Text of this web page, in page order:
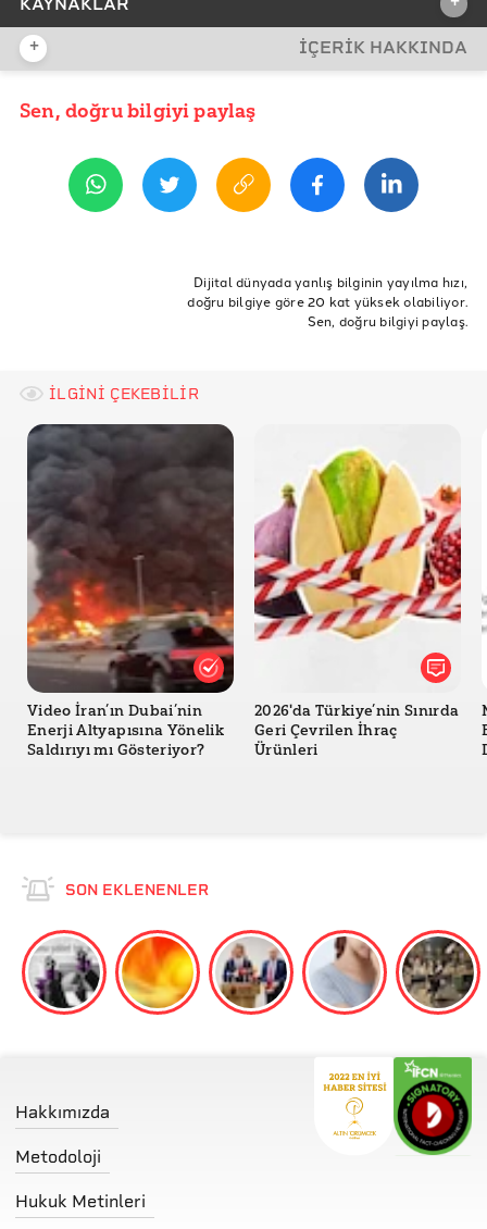
İDDİA KAYNAĞI
REFERANSLAR
İddia Bağlantısı
AFP
+ İÇERİK HAKKINDA
YAYIN TARİHİ
Dubai
doğrulukpayı
instagram
doğrulukkontrolü
Sen, doğru bilgiyi paylaş
Dijital dünyada yanlış bilginin yayılma hızı,
doğru bilgiye göre 20 kat yüksek olabiliyor.
Sen, doğru bilgiyi paylaş.
İLGİNİ ÇEKEBİLİR
Video İran’ın Dubai’nin
Enerji Altyapısına Yönelik
Saldırıyı mı Gösteriyor?
2026'da Türkiye’nin Sınırda
Geri Çevrilen İhraç
Ürünleri
SON EKLENENLER
Hakkımızda
Metodoloji
Hukuk Metinleri